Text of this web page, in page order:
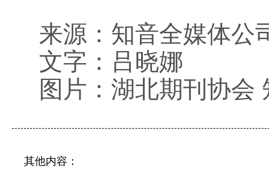
来源：知音全媒体公
文字：吕晓娜
图片：湖北期刊协会
其他内容：